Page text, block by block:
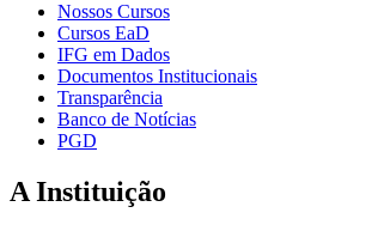
Nossos Cursos
Cursos EaD
IFG em Dados
Documentos Institucionais
Transparência
Banco de Notícias
PGD
A Instituição